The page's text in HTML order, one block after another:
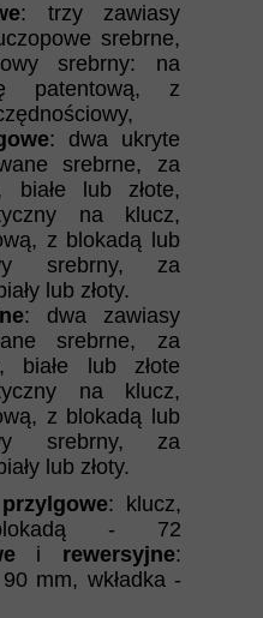
przylgowe: klucz,
- 72
i rewersyjne:
mm, wkładka -
: trzy zawiasy
srebrne,
srebrny: na
patentową, z
: dwa ukryte
srebrne, za
białe lub złote,
na klucz,
z blokadą lub
srebrny, za
lub złoty.
: dwa zawiasy
srebrne, za
białe lub złote
na klucz,
z blokadą lub
srebrny, za
lub złoty.